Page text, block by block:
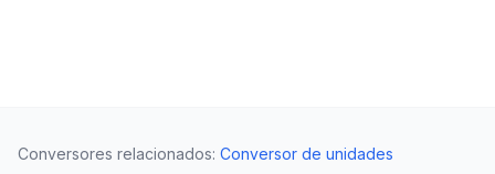
Conversores relacionados: Conversor de unidades